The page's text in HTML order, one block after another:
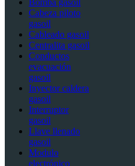
Bomba gasoil
Cabeza piloto
gasoil
Cableado gasoil
Centralita gasoil
Conductos
evacuación
gasoil
Inyector caldera
gasoil
Interruptor
gasoil
Llave llenado
gasoil
Modulo
electrónico